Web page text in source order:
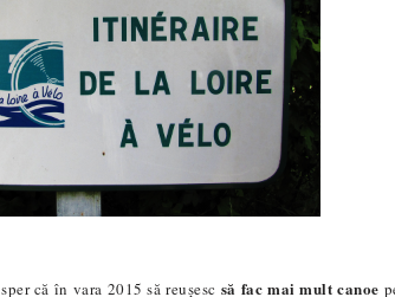
că în vara 2015 să reușesc să fac mai mult canoe